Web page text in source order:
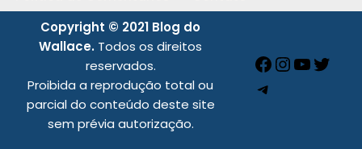
Copyright © 2021 Blog do
Wallace. Todos os direitos
reservados.
Proibida a reprodução total ou
parcial do conteúdo deste site
sem prévia autorização.